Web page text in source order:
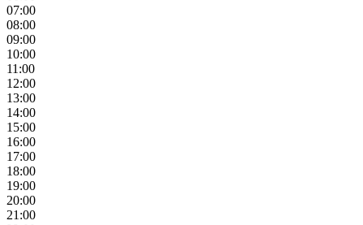
07:00
08:00
09:00
10:00
11:00
12:00
13:00
14:00
15:00
16:00
17:00
18:00
19:00
20:00
21:00